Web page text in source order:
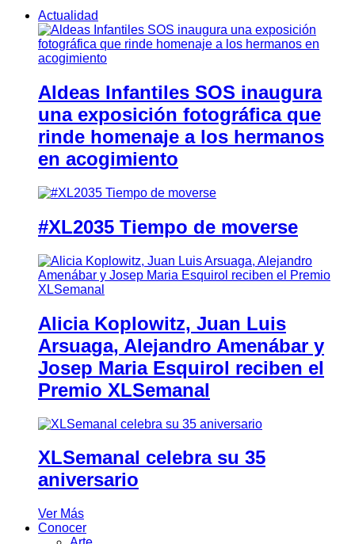
Actualidad
Aldeas Infantiles SOS inaugura
una exposición fotográfica que
rinde homenaje a los hermanos
en acogimiento
#XL2035 Tiempo de moverse
Alicia Koplowitz, Juan Luis
Arsuaga, Alejandro Amenábar y
Josep Maria Esquirol reciben el
Premio XLSemanal
XLSemanal celebra su 35
aniversario
Ver Más
Conocer